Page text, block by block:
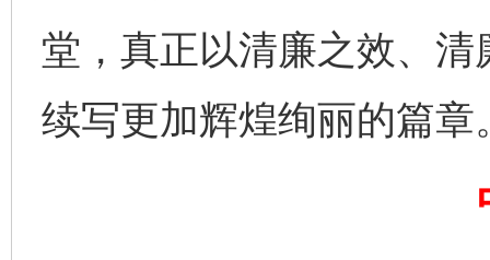
堂，真正以清廉之效、
续写更加辉煌绚丽的篇章